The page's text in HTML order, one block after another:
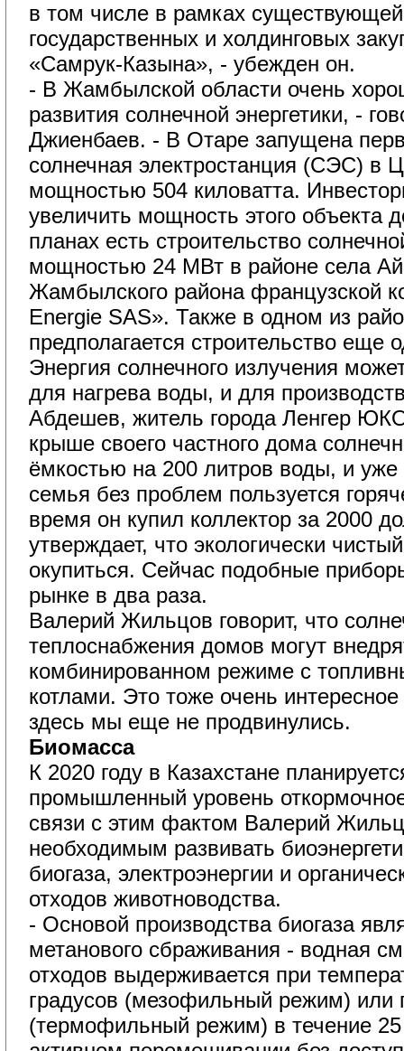
в том числе в рамках
государственных и холдинговых
«Самрук-Казына», - убежден он.
- В Жамбылской области очень
развития солнечной энергетики, -
Джиенбаев. - В Отаре запущена
солнечная электростанция (СЭС) в
мощностью 504 киловатта.
увеличить мощность этого объекта
планах есть строительство
мощностью 24 МВт в районе села
Жамбылского района французской
Energie SAS». Также в одном из
предполагается строительство еще
Энергия солнечного излучения
для нагрева воды, и для
Абдешев, житель города Ленгер
крыше своего частного дома
ёмкостью на 200 литров воды, и уже
семья без проблем пользуется
время он купил коллектор за 2000
утверждает, что экологически
окупиться. Сейчас подобные
рынке в два раза.
Валерий Жильцов говорит, что
теплоснабжения домов могут
комбинированном режиме с
котлами. Это тоже очень
здесь мы еще не продвинулись.
Биомасса
К 2020 году в Казахстане
промышленный уровень
связи с этим фактом Валерий
необходимым развивать
биогаза, электроэнергии и
отходов животноводства.
- Основой производства биогаза
метанового сбраживания - водная
отходов выдерживается при
градусов (мезофильный режим) или
(термофильный режим) в течение 25